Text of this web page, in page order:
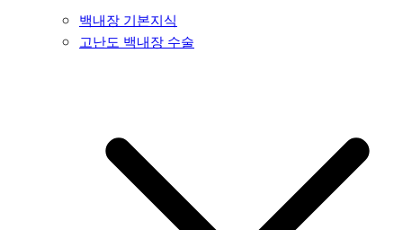
백내장 기본지식
고난도 백내장 수술